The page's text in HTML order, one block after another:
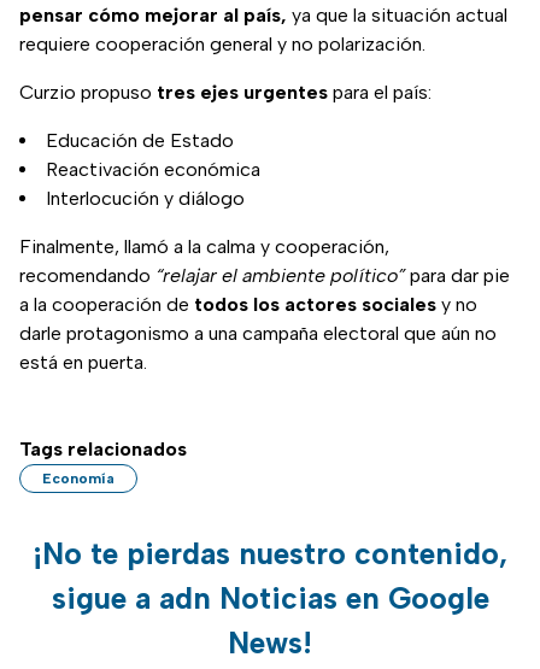
pensar cómo mejorar al país, ya que la situación actual
requiere cooperación general y no polarización.
Curzio propuso tres ejes urgentes para el país:
Educación de Estado
Reactivación económica
Interlocución y diálogo
Finalmente, llamó a la calma y cooperación,
recomendando “relajar el ambiente político”para dar pie
a la cooperación de todos los actores sociales y no
darle protagonismo a una campaña electoral que aún no
está en puerta.
Tags relacionados
Economía
¡No te pierdas nuestro contenido,
sigue a adn Noticias en Google
News!